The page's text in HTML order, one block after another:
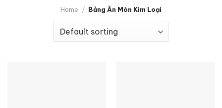
Home / Bảng Ăn Mòn Kim Loại